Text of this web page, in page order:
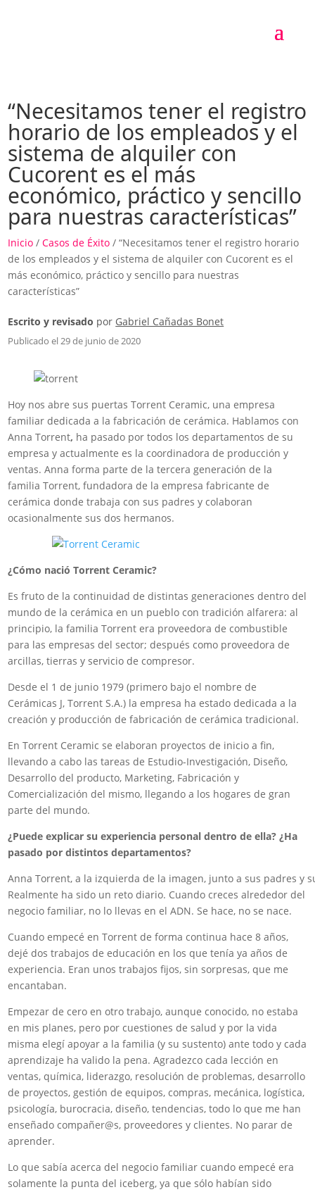
“Necesitamos tener el registro
horario de los empleados y el
sistema de alquiler con
Cucorent es el más
económico, práctico y sencillo
para nuestras características”
Inicio /Casos de Éxito / “Necesitamos tener el registro horario
de los empleados y el sistema de alquiler con Cucorent es el
más económico, práctico y sencillo para nuestras
características”
Escrito y revisado por Gabriel Cañadas Bonet
Publicado el 29 de junio de 2020
Hoy nos abre sus puertas Torrent Ceramic, una empresa
familiar dedicada a la fabricación de cerámica. Hablamos con
Anna Torrent, ha pasado por todos los departamentos de su
empresa y actualmente es la coordinadora de producción y
ventas. Anna forma parte de la tercera generación de la
familia Torrent, fundadora de la empresa fabricante de
cerámica donde trabaja con sus padres y colaboran
ocasionalmente sus dos hermanos.
¿Cómo nació Torrent Ceramic?
Es fruto de la continuidad de distintas generaciones dentro del
mundo de la cerámica en un pueblo con tradición alfarera: al
principio, la familia Torrent era proveedora de combustible
para las empresas del sector; después como proveedora de
arcillas, tierras y servicio de compresor.
Desde el 1 de junio 1979 (primero bajo el nombre de
Cerámicas J, Torrent S.A.) la empresa ha estado dedicada a la
creación y producción de fabricación de cerámica tradicional.
En Torrent Ceramic se elaboran proyectos de inicio a fin,
llevando a cabo las tareas de Estudio-Investigación, Diseño,
Desarrollo del producto, Marketing, Fabricación y
Comercialización del mismo, llegando a los hogares de gran
parte del mundo.
¿Puede explicar su experiencia personal dentro de ella? ¿Ha
pasado por distintos departamentos?
Anna Torrent, a la izquierda de la imagen, junto a sus padres y
Realmente ha sido un reto diario. Cuando creces alrededor del
negocio familiar, no lo llevas en el ADN. Se hace, no se nace.
Cuando empecé en Torrent de forma continua hace 8 años,
dejé dos trabajos de educación en los que tenía ya años de
experiencia. Eran unos trabajos fijos, sin sorpresas, que me
encantaban.
Empezar de cero en otro trabajo, aunque conocido, no estaba
en mis planes, pero por cuestiones de salud y por la vida
misma elegí apoyar a la familia (y su sustento) ante todo y cada
aprendizaje ha valido la pena. Agradezco cada lección en
ventas, química, liderazgo, resolución de problemas, desarrollo
de proyectos, gestión de equipos, compras, mecánica, logística,
psicología, burocracia, diseño, tendencias, todo lo que me han
enseñado compañer@s, proveedores y clientes. No parar de
aprender.
Lo que sabía acerca del negocio familiar cuando empecé era
solamente la punta del iceberg, ya que sólo habían sido